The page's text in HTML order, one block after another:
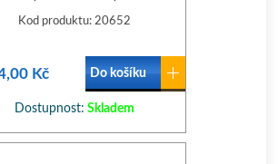
Kod produktu: 20652
Kč Do košíku
Dostupnost: Skladem